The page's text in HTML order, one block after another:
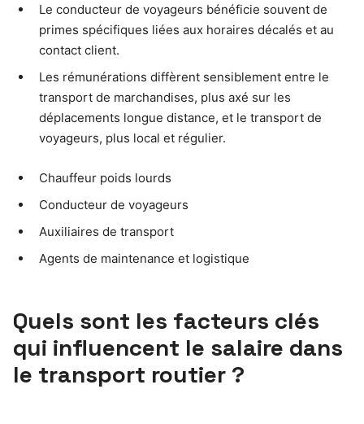
Le conducteur de voyageurs bénéficie souvent de
primes spécifiques liées aux horaires décalés et au
contact client.
Les rémunérations diffèrent sensiblement entre le
transport de marchandises, plus axé sur les
déplacements longue distance, et le transport de
voyageurs, plus local et régulier.
Chauffeur poids lourds
Conducteur de voyageurs
Auxiliaires de transport
Agents de maintenance et logistique
Quels sont les facteurs clés
qui influencent le salaire dans
le transport routier ?